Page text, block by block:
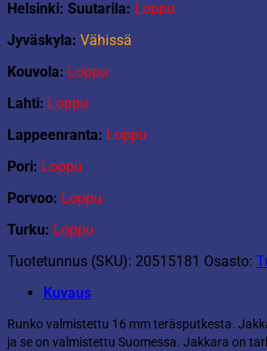
Helsinki: Suutarila: Loppu
Jyväskyla: Vähissä
Kouvola: Loppu
Lahti: Loppu
Lappeenranta: Loppu
Pori: Loppu
Porvoo: Loppu
Turku: Loppu
Tuotetunnus (SKU): 20515181 Osasto:
Kuvaus
Runko valmistettu 16 mm teräsputkesta.
ja se on valmistettu Suomessa. Jakkara on